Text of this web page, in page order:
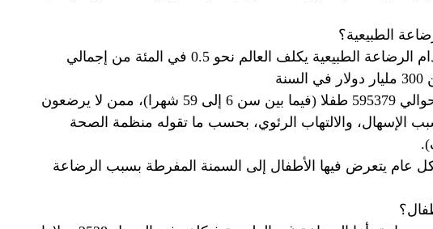
الطبيعية؟
يقول الخبراء إن تدني معدل استخدام الرضاعة الطبيعية يكلف العالم نحو 0.5 في المئة من إجمالي
وتقدر نتائج دراسة حديثة أن هناك حوالي 595379 طفلا (فيما بين سن 6 إلى 59 شهرا)، ممن لا يرضعون
الإسهال، والالتهاب الرئوي، بحسب ما تقوله منظمة الصحة
إن هناك 974956 حالة كل عام يتعرض فيها الأطفال إلى السمنة المفرطة بسبب الرضاعة